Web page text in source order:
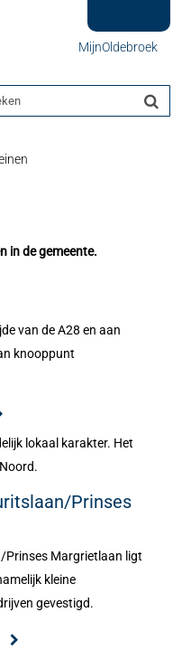
MijnOldebroek
in de gemeente.
van de A28 en aan
knooppunt
lokaal karakter. Het
Prinses
Prinses Margrietlaan ligt
kleine
gevestigd.